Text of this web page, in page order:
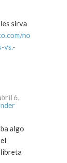
sirva
no
vs.-
6,
algo